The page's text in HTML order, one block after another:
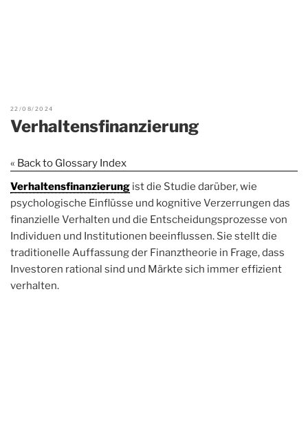
22/08/2024
Verhaltensfinanzierung
« Back to Glossary Index
Verhaltensfinanzierung ist die Studie darüber, wie
psychologische Einflüsse und kognitive Verzerrungen das
finanzielle Verhalten und die Entscheidungsprozesse von
Individuen und Institutionen beeinflussen. Sie stellt die
traditionelle Auffassung der Finanztheorie in Frage, dass
Investoren rational sind und Märkte sich immer effizient
verhalten.